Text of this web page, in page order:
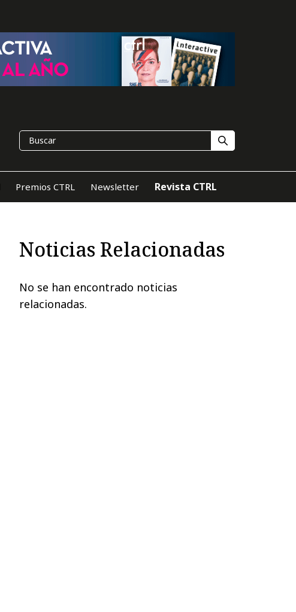
Premios CTRL Newsletter Revista CTRL
Noticias Relacionadas
No se han encontrado noticias
relacionadas.